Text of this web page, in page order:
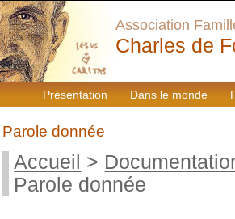
Présentation Dans le monde
Association
Charles de
Parole donnée
Accueil >
Parole donnée